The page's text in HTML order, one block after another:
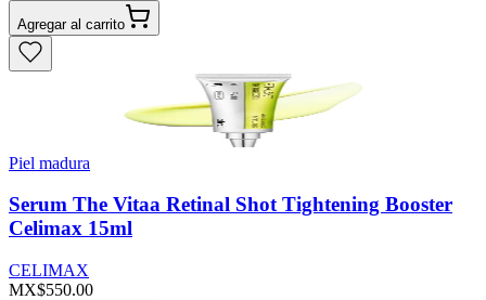
Agregar al carrito
Piel madura
Serum The Vitaa Retinal Shot Tightening Booster
Celimax 15ml
CELIMAX
MX$550.00